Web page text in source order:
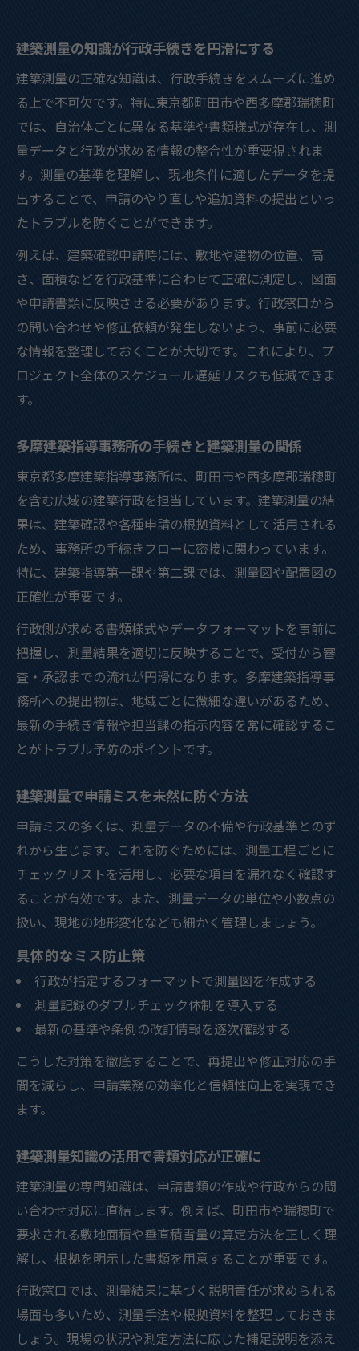
建築測量の知識が行政手続きを円滑にする
建築測量の正確な知識は、行政手続きをスムーズに進め
る上で不可欠です。特に東京都町田市や西多摩郡瑞穂町
では、自治体ごとに異なる基準や書類様式が存在し、測
量データと行政が求める情報の整合性が重要視されま
す。測量の基準を理解し、現地条件に適したデータを提
出することで、申請のやり直しや追加資料の提出といっ
たトラブルを防ぐことができます。
例えば、建築確認申請時には、敷地や建物の位置、高
さ、面積などを行政基準に合わせて正確に測定し、図面
や申請書類に反映させる必要があります。行政窓口から
の問い合わせや修正依頼が発生しないよう、事前に必要
な情報を整理しておくことが大切です。これにより、プ
ロジェクト全体のスケジュール遅延リスクも低減できま
す。
多摩建築指導事務所の手続きと建築測量の関係
東京都多摩建築指導事務所は、町田市や西多摩郡瑞穂町
を含む広域の建築行政を担当しています。建築測量の結
果は、建築確認や各種申請の根拠資料として活用される
ため、事務所の手続きフローに密接に関わっています。
特に、建築指導第一課や第二課では、測量図や配置図の
正確性が重要です。
行政側が求める書類様式やデータフォーマットを事前に
把握し、測量結果を適切に反映することで、受付から審
査・承認までの流れが円滑になります。多摩建築指導事
務所への提出物は、地域ごとに微細な違いがあるため、
最新の手続き情報や担当課の指示内容を常に確認するこ
とがトラブル予防のポイントです。
建築測量で申請ミスを未然に防ぐ方法
申請ミスの多くは、測量データの不備や行政基準とのず
れから生じます。これを防ぐためには、測量工程ごとに
チェックリストを活用し、必要な項目を漏れなく確認す
ることが有効です。また、測量データの単位や小数点の
扱い、現地の地形変化なども細かく管理しましょう。
具体的なミス防止策
行政が指定するフォーマットで測量図を作成する
測量記録のダブルチェック体制を導入する
最新の基準や条例の改訂情報を逐次確認する
こうした対策を徹底することで、再提出や修正対応の手
間を減らし、申請業務の効率化と信頼性向上を実現でき
ます。
建築測量知識の活用で書類対応が正確に
建築測量の専門知識は、申請書類の作成や行政からの問
い合わせ対応に直結します。例えば、町田市や瑞穂町で
要求される敷地面積や垂直積雪量の算定方法を正しく理
解し、根拠を明示した書類を用意することが重要です。
行政窓口では、測量結果に基づく説明責任が求められる
場面も多いため、測量手法や根拠資料を整理しておきま
しょう。現場の状況や測定方法に応じた補足説明を添え